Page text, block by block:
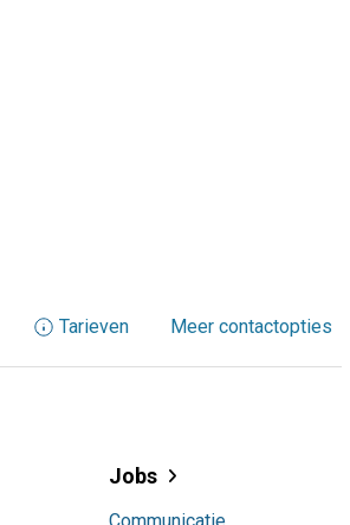
Tarieven Meer contactopties
Jobs
Communicatie